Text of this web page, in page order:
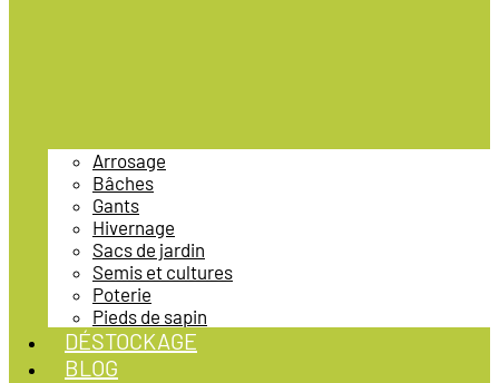
Arrosage
Bâches
Gants
Hivernage
Sacs de jardin
Semis et cultures
Poterie
Pieds de sapin
DÉSTOCKAGE
BLOG